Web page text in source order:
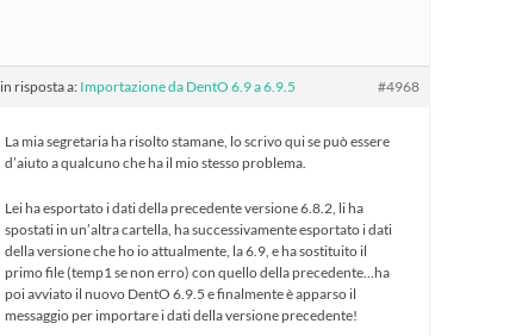
in risposta a: Importazione da DentO 6.9 a 6.9.5 #4968
La mia segretaria ha risolto stamane, lo scrivo qui se può essere
d’aiuto a qualcuno che ha il mio stesso problema.
Lei ha esportato i dati della precedente versione 6.8.2, li ha
spostati in un’altra cartella, ha successivamente esportato i dati
della versione che ho io attualmente, la 6.9, e ha sostituito il
primo file (temp1 se non erro) con quello della precedente…ha
poi avviato il nuovo DentO 6.9.5 e finalmente è apparso il
messaggio per importare i dati della versione precedente!